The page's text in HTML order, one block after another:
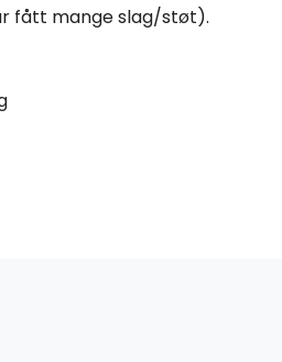
fått mange slag/støt).